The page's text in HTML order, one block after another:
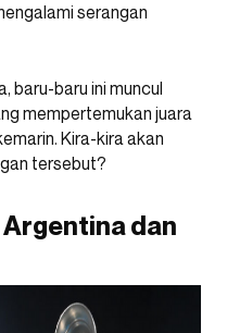
serangan
baru-baru ini muncul
mempertemukan juara
Kira-kira akan
tersebut?
dan